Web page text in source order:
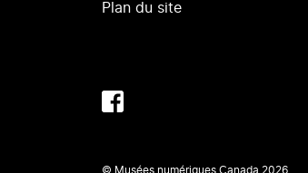
Plan du site
© Musées numériques Canada 2026